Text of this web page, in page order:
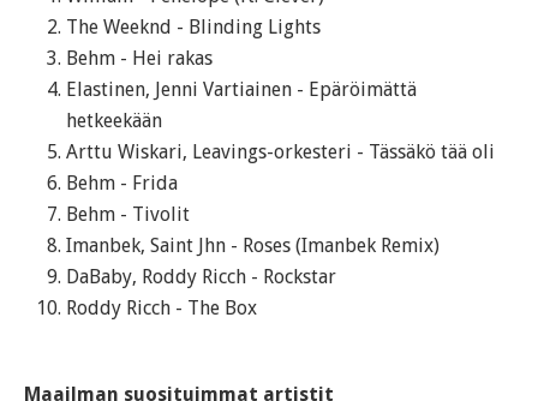
The Weeknd - Blinding Lights
Behm - Hei rakas
Elastinen, Jenni Vartiainen - Epäröimättä
hetkeekään
Arttu Wiskari, Leavings-orkesteri - Tässäkö tää oli
Behm - Frida
Behm - Tivolit
Imanbek, Saint Jhn - Roses (Imanbek Remix)
DaBaby, Roddy Ricch - Rockstar
Roddy Ricch - The Box
Maailman suosituimmat artistit